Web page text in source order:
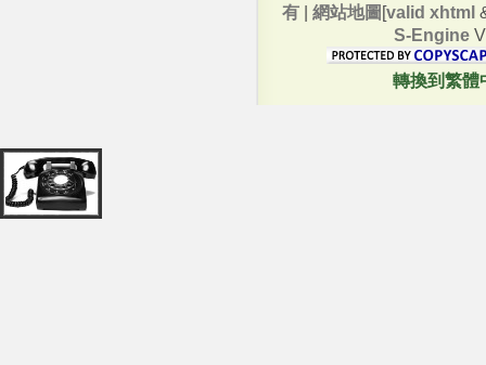
有| 網站地圖[valid xhtml
S-Engine
轉換到繁體